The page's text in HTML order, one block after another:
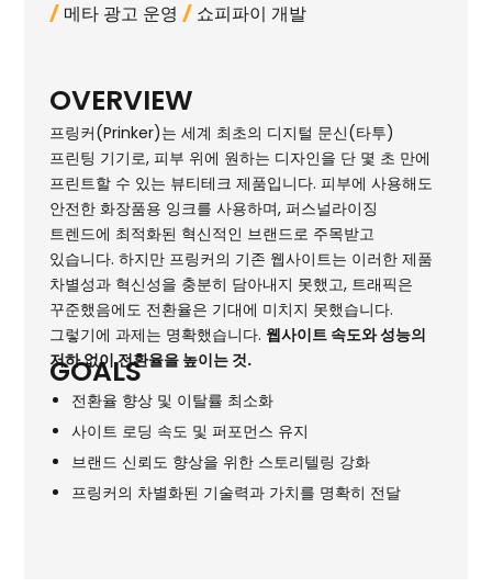
/메타 광고 운영 /쇼피파이 개발
OVERVIEW
프링커(Prinker)는 세계 최초의 디지털 문신(타투)
프린팅 기기로, 피부 위에 원하는 디자인을 단 몇 초 만에
프린트할 수 있는 뷰티테크 제품입니다. 피부에 사용해도
안전한 화장품용 잉크를 사용하며, 퍼스널라이징
트렌드에 최적화된 혁신적인 브랜드로 주목받고
있습니다. 하지만 프링커의 기존 웹사이트는 이러한 제품
차별성과 혁신성을 충분히 담아내지 못했고, 트래픽은
꾸준했음에도 전환율은 기대에 미치지 못했습니다.
그렇기에 과제는 명확했습니다. 웹사이트 속도와 성능의
저하 없이 전환율을 높이는 것.
GOALS
전환율 향상 및 이탈률 최소화
사이트 로딩 속도 및 퍼포먼스 유지
브랜드 신뢰도 향상을 위한 스토리텔링 강화
프링커의 차별화된 기술력과 가치를 명확히 전달